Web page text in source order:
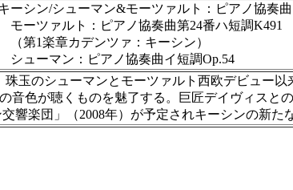
ーシン/シューマン&モーツァルト：ピアノ協奏曲
モーツァルト：ピアノ協奏曲第24番ハ短調K491
（第1楽章カデンツァ：キーシン）
シューマン：ピアノ協奏曲イ短調Op.54
玉のシューマンとモーツァルト西欧デビュー
音色が聴くものを魅了する。巨匠デイヴィス
響楽団」（2008年）が予定されキーシンの新た